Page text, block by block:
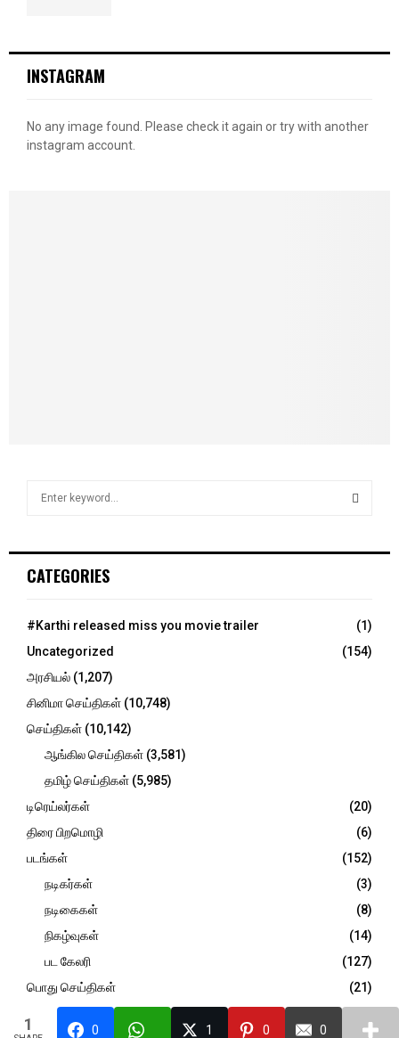
INSTAGRAM
No any image found. Please check it again or try with another
instagram account.
h
o
:
CATEGORIES
#Karthi released miss you movie trailer
(1)
Uncategorized
(154)
அரசியல் (1,207)
சினிமா செய்திகள் (10,748)
செய்திகள் (10,142)
ஆங்கில செய்திகள் (3,581)
தமிழ் செய்திகள் (5,985)
டிரெய்லர்கள்
(20)
திரை பிறமொழி
(6)
படங்கள்
(152)
நடிகர்கள்
(3)
நடிகைகள்
(8)
நிகழ்வுகள்
(14)
பட கேலரி
(127)
பொது செய்திகள்
(21)
விமர்சனம்
(947)
1 0 1 0 0